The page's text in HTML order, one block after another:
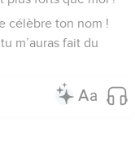
célèbre ton nom !
m’auras fait du